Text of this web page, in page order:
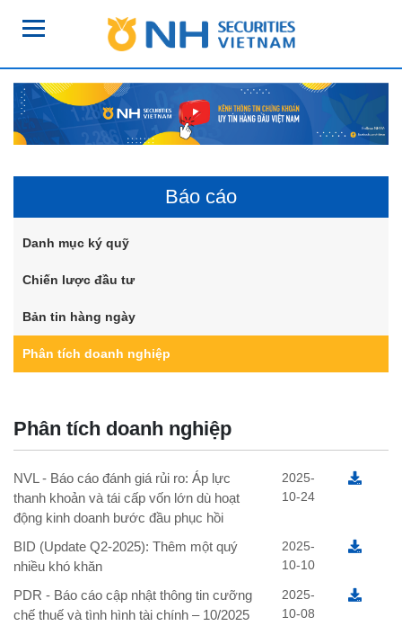
Báo cáo
Danh mục ký quỹ
Chiến lược đầu tư
Bản tin hàng ngày
Phân tích doanh nghiệp
Phân tích doanh nghiệp
NVL - Báo cáo đánh giá rủi ro: Áp lực
thanh khoản và tái cấp vốn lớn dù hoạt
động kinh doanh bước đầu phục hồi
2025-
10-24
BID (Update Q2-2025): Thêm một quý
nhiều khó khăn
2025-
10-10
PDR - Báo cáo cập nhật thông tin cưỡng
chế thuế và tình hình tài chính – 10/2025
2025-
10-08